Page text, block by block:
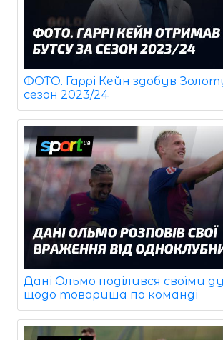
ФОТО. Гаррі Кейн здобув
сезон 2023/24
Дані Ольмо поділився своїми
щодо товариша по команді